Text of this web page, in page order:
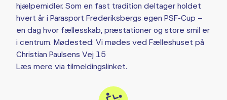
hjælpemidler. Som en fast tradition deltager holdet
hvert år i Parasport Frederiksbergs egen PSF-Cup –
en dag hvor fællesskab, præstationer og store smil er
i centrum. Mødested: Vi mødes ved Fælleshuset på
Christian Paulsens Vej 15
Læs mere via tilmeldingslinket.